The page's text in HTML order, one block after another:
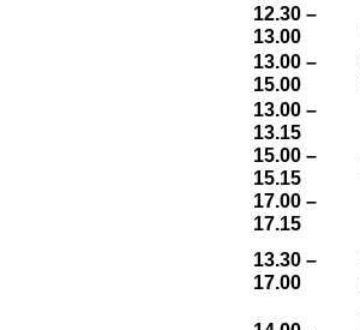
12.30 –
13.00
13.00 –
15.00
13.00 –
13.15
15.00 –
15.15
17.00 –
17.15
13.30 –
17.00